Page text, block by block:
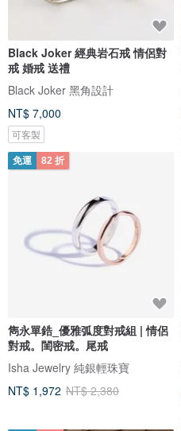
Black Joker 經典岩石戒 情侶對
戒 婚戒 送禮
Black Joker 黑角設計
NT$ 7,000
可客製
免運 82 折
雋永單鋯_優雅弧度對戒組 | 情侶
對戒。閨密戒。尾戒
Isha Jewelry 純銀輕珠寶
NT$ 1,972 NT$ 2,380